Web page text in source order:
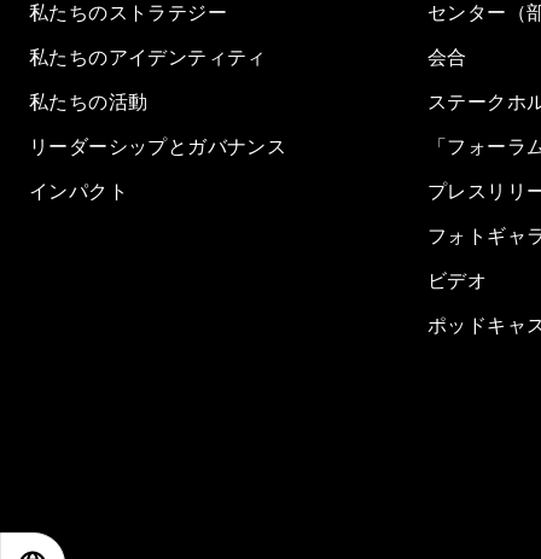
私たちのストラテジー
私たちのアイデンティティ
私たちの活動
リーダーシップとガバナンス
インパクト
センター（
会合
ステークホ
「フォーラ
プレスリリ
フォトギャ
ビデオ
ポッドキャ